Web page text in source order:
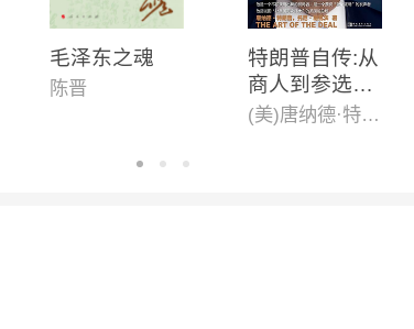
毛泽东之魂
陈晋
特朗普自传:从
商人到参选总
统
(美)唐纳德·特朗普,托尼·施瓦茨 著 尹瑞珉 译